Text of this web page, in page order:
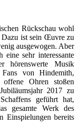
Rückschau wohl
ist sein Œuvre zu
ausgewogen. Aber
sehr interessante
hörenswerte Musik
von Hindemith,
Ohren stoßen
2017 zu
geführt hat,
gesamte Werk des
Einspielungen bereits